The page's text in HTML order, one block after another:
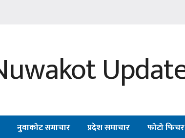
नुवाकोट समाचार प्रदेश समाचार फोटो फिचर